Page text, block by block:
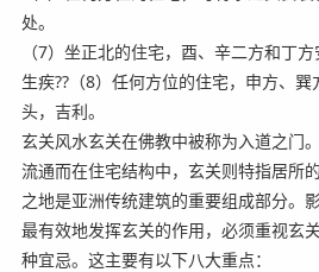
处。
（7）坐正北的住宅，酉、辛二方和丁
生疾??（8）任何方位的住宅，申方、
头，吉利。
玄关风水玄关在佛教中被称为入道之门
流通而在住宅结构中，玄关则特指居所
之地是亚洲传统建筑的重要组成部分。
最有效地发挥玄关的作用，必须重视玄
种宜忌。这主要有以下八大重点：